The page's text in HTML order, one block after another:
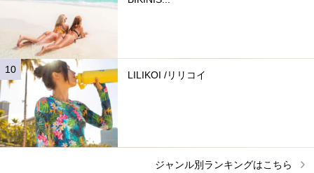
LILIKOI /リリコイ
ジャンル別ランキングはこちら